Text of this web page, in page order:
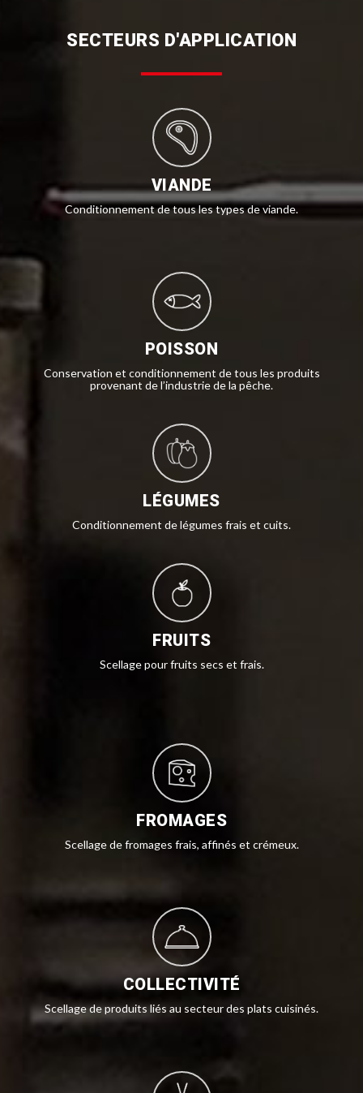
SECTEURS D'APPLICATION
VIANDE
Conditionnement de tous les types de viande.
POISSON
Conservation et conditionnement de tous les produits
provenant de l’industrie de la pêche.
LÉGUMES
Conditionnement de légumes frais et cuits.
FRUITS
Scellage pour fruits secs et frais.
FROMAGES
Scellage de fromages frais, affinés et crémeux.
COLLECTIVITÉ
Scellage de produits liés au secteur des plats cuisinés.